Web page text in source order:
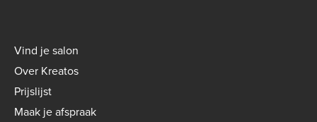
Footer
menu
-
B2C
Vind je salon
Over Kreatos
Prijslijst
Maak je afspraak